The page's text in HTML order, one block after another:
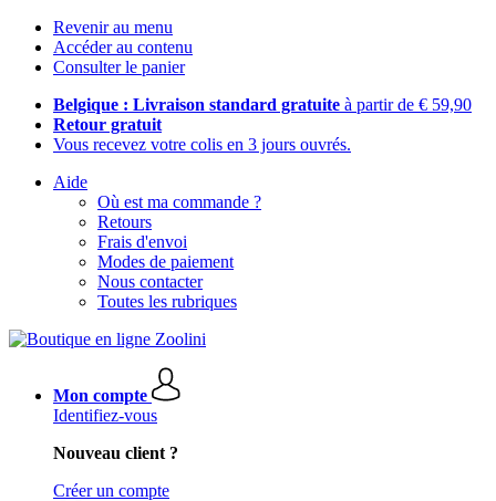
Revenir au menu
Accéder au contenu
Consulter le panier
Belgique : Livraison standard gratuite à partir de € 59,90
Retour gratuit
Vous recevez votre colis en 3 jours ouvrés.
Aide
Où est ma commande ?
Retours
Frais d'envoi
Modes de paiement
Nous contacter
Toutes les rubriques
Mon compte
Identifiez-vous
Nouveau client ?
Créer un compte